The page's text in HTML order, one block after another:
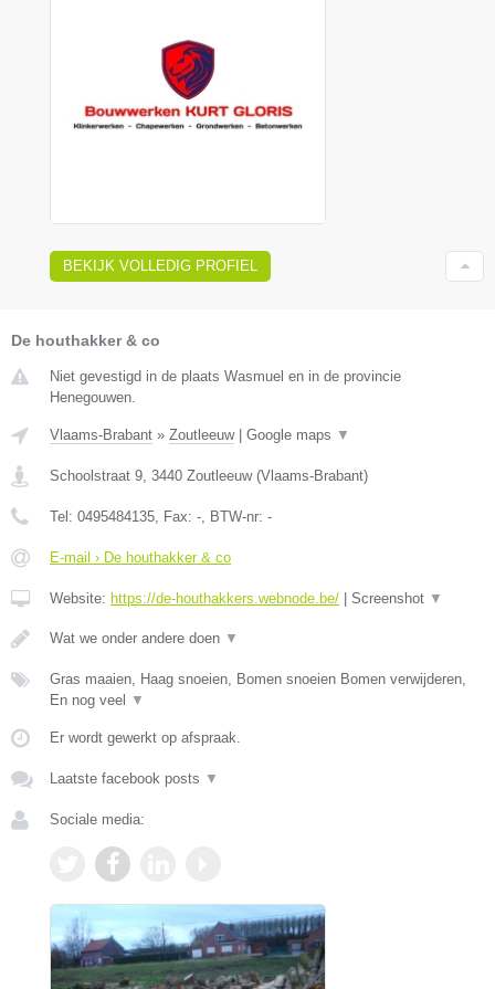
BEKIJK VOLLEDIG PROFIEL
De houthakker & co
Niet gevestigd in de plaats Wasmuel en in de provincie
Henegouwen.
Vlaams-Brabant » Zoutleeuw| Google maps ▼
Schoolstraat 9 3440 Zoutleeuw(Vlaams-Brabant)
Tel: 0495484135 , Fax: - , BTW-nr: -
E-mail › De houthakker & co
Website: https://de-houthakkers.webnode.be/ | Screenshot ▼
Wat we onder andere doen ▼
Gras maaien, Haag snoeien, Bomen snoeien Bomen verwijderen,
En nog veel ▼
Er wordt gewerkt op afspraak.
Laatste facebook posts ▼
Sociale media: